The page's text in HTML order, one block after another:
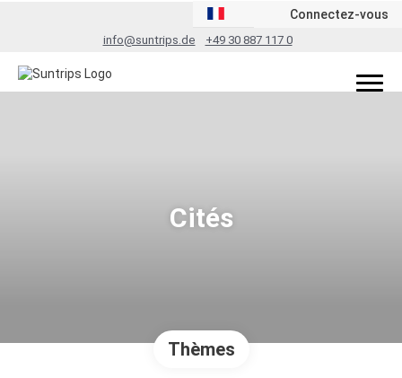
info@suntrips.de +49 30 887 117 0
Connectez-vous
Cités
Thèmes